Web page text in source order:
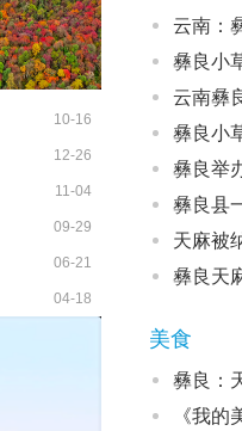
10-16
12-26
11-04
09-29
06-21
04-18
云南：
彝良小
云南彝
彝良小
彝良举
彝良县
天麻被
彝良天
美食
彝良：
《我